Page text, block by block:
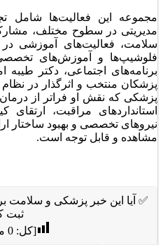
مجموعه این فعالیت‌ها شامل
مدیریتی در سطوح مختلف،
سلامت، فعالیت‌های آموزشی
فلوشیپ‌ها و آموزش‌های
برنامه‌های اجتماعی، دکتر طیبه
پزشکان منتخب و اثرگذار در
پزشکی که نقش او فراتر از
استانداردهای مراقبت،
نیروهای تخصصی و بهبود ساختار
مشاهده و قابل توجه است.
✅ آیا این خبر پزشکی و سلامت
ثبت
[کل:0